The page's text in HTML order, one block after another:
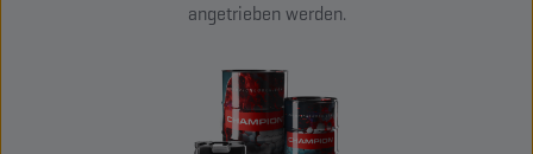
angetrieben werden.